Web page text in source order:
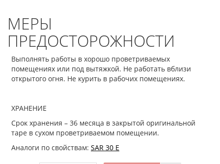
МЕРЫ
ПРЕДОСТОРОЖНОСТИ
Выполнять работы в хорошо проветриваемых
помещениях или под вытяжкой. Не работать вблизи
открытого огня. Не курить в рабочих помещениях.
ХРАНЕНИЕ
Срок хранения – 36 месяца в закрытой оригинальной
таре в сухом проветриваемом помещении.
Аналоги по свойствам: SAR 30 E